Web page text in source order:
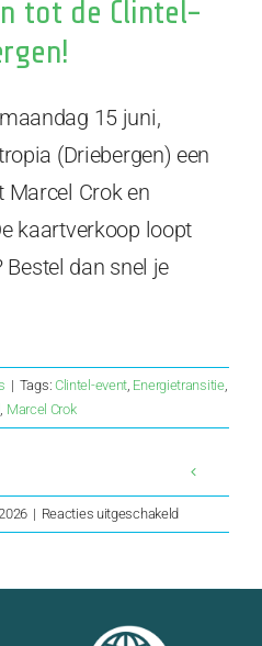
tot de Clintel-
15 juni,
(Driebergen) een
Marcel Crok en
kaartverkoop loopt
Bestel dan snel je
| Tags: Clintel-event, Energietransitie,
, Marcel Crok
| Reacties uitgeschakeldvoor
Klimaatzaak
onder